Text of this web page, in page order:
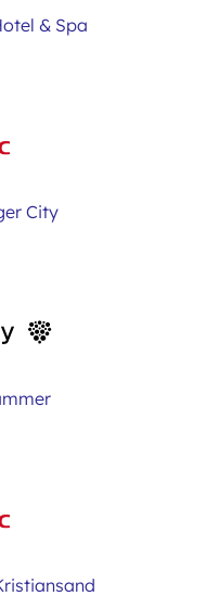
& Spa
City